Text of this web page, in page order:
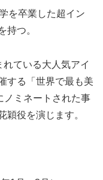
を卒業した超イン
持つ。
れている大人気アイ
する「世界で最も美
ノミネートされた事
穎役を演じます。